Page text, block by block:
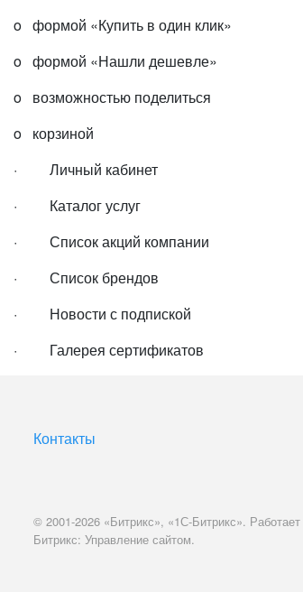
o формой «Купить в один клик»
o формой «Нашли дешевле»
o возможностью поделиться
o корзиной
· Личный кабинет
· Каталог услуг
· Список акций компании
· Список брендов
· Новости с подпиской
· Галерея сертификатов
Контакты
© 2001-2026 «Битрикс», «1С-Битрикс».
Битрикс: Управление сайтом.